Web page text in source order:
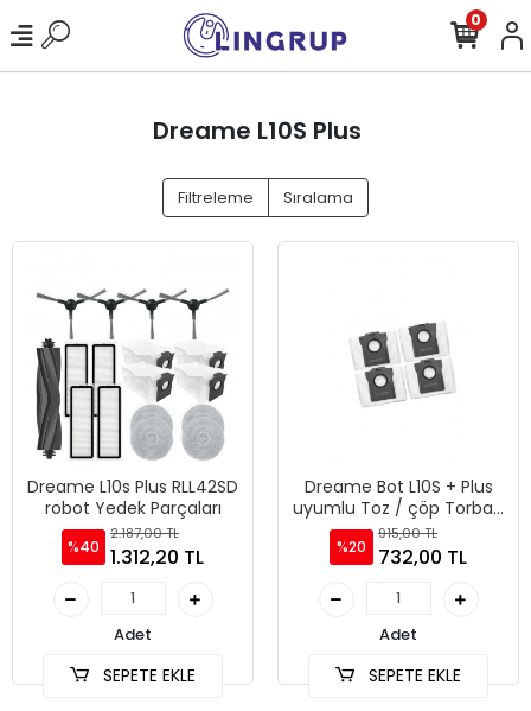
0
Dreame L10S Plus
Filtreleme Sıralama
Dreame L10s Plus RLL42SD
robot Yedek Parçaları
%40
2.187,00 TL
1.312,20 TL
Adet
SEPETE EKLE
Dreame Bot L10S + Plus
uyumlu Toz / çöp Torbası
4 adet
%20
915,00 TL
732,00 TL
Adet
SEPETE EKLE